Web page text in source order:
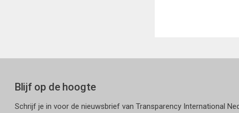
Blijf op de hoogte
Schrijf je in voor de nieuwsbrief van Transparency International